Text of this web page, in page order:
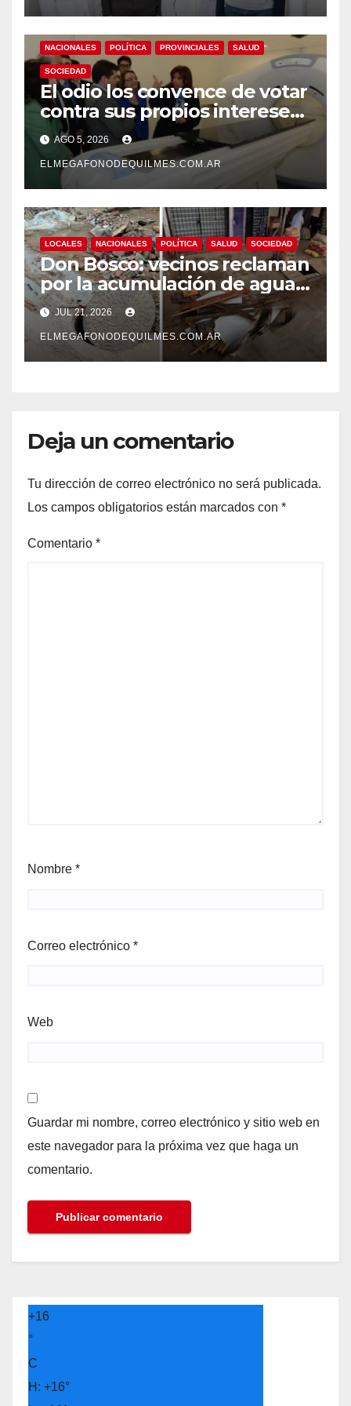
demencias
NACIONALES POLÍTICA PROVINCIALES SALUD
SOCIEDAD
El odio los convence de votar
contra sus propios intereses.
Una Sociedad atrapada en la
grieta
AGO 5, 2026
ELMEGAFONODEQUILMES.COM.AR
LOCALES NACIONALES POLÍTICA SALUD SOCIEDAD
Don Bosco: vecinos reclaman
por la acumulación de agua,
hundimientos y barro en
calles y veredas.
JUL 21, 2026
ELMEGAFONODEQUILMES.COM.AR
Deja un comentario
Tu dirección de correo electrónico no será publicada.
Los campos obligatorios están marcados con *
Comentario *
Nombre *
Correo electrónico *
Web
Guardar mi nombre, correo electrónico y sitio web en
este navegador para la próxima vez que haga un
comentario.
+16
°
C
H: +16°